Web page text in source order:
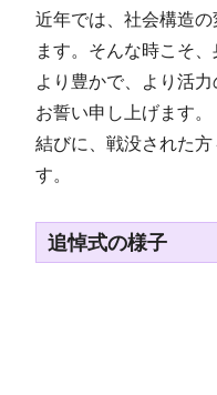
近年では、社会構造
ます。そんな時こそ
より豊かで、より活
お誓い申し上げます。
結びに、戦没された
す。
追悼式の様子